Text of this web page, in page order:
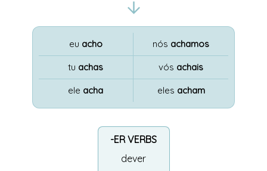
eu acho
tu achas
ele acha
nós achamos
vós achais
eles acham
-ER VERBS
dever